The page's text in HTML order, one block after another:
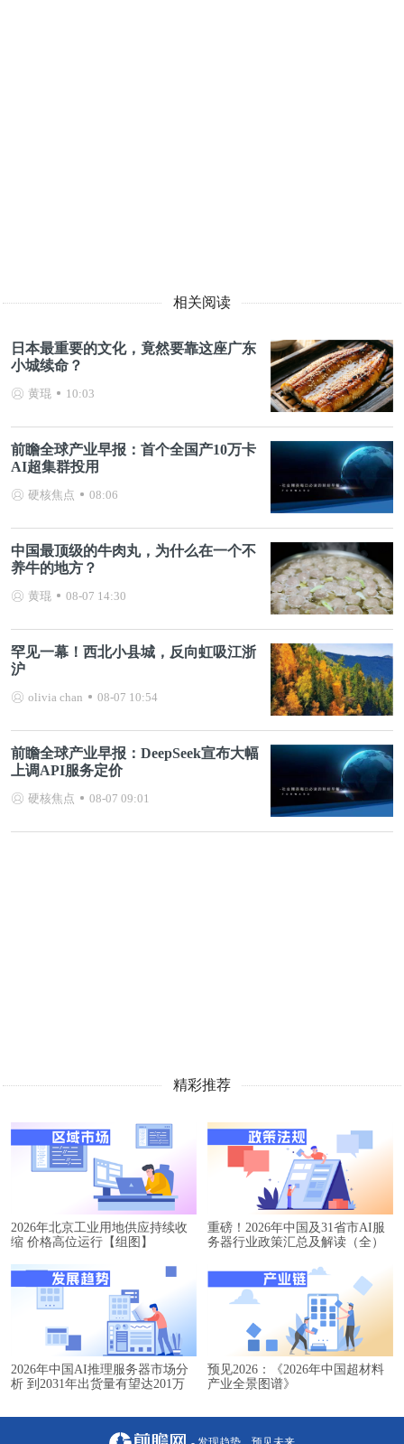
相关阅读
日本最重要的文化，竟然要靠这座广东
小城续命？
黄琨 10:03
前瞻全球产业早报：首个全国产10万卡
AI超集群投用
硬核焦点 08:06
中国最顶级的牛肉丸，为什么在一个不
养牛的地方？
黄琨 08-07 14:30
罕见一幕！西北小县城，反向虹吸江浙
沪
olivia chan 08-07 10:54
前瞻全球产业早报：DeepSeek宣布大幅
上调API服务定价
硬核焦点 08-07 09:01
精彩推荐
2026年北京工业用地供应持续收
缩 价格高位运行【组图】
重磅！2026年中国及31省市AI服
务器行业政策汇总及解读（全）
2026年中国AI推理服务器市场分
析 到2031年出货量有望达201万
预见2026：《2026年中国超材料
产业全景图谱》